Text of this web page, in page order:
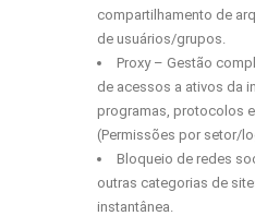
compartilhamento de
de usuários/grupos.
Proxy – Gestão
de acessos a ativos da
programas, protocolos e
(Permissões por setor/
Bloqueio de redes
outras categorias de
instantânea.